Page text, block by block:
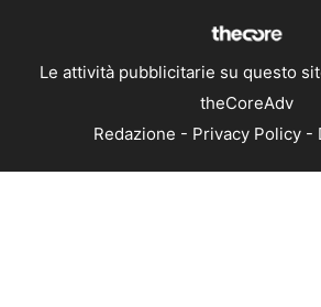
Le attività pubblicitarie su questo
theCoreAdv
Redazione - Privacy Policy-